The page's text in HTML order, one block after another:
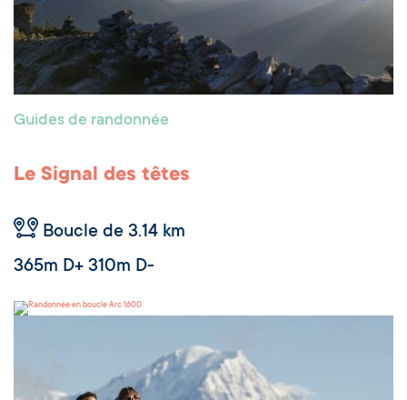
Guides de randonnée
Le Signal des têtes
Boucle de 3.14 km
365m D+ 310m D-
Arc 1600